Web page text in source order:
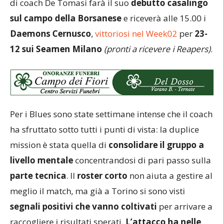
di coach De Tomasi farà il suo debutto casalingo
sul campo della Borsanesee riceverà alle 15.00 i
Daemons Cernusco, vittoriosi nel Week02 per 23-
12 sui Seamen Milano (pronti a ricevere i Reapers).
ha sfruttato sotto tutti i punti di vista: la duplice
mission è stata quella di
consolidare il gruppo a
concentrandosi di pari passo sulla
parte tecnica
non aiuta a gestire al
meglio il match, ma già a Torino si sono visti
segnali positivi che vanno coltivati per arrivare a